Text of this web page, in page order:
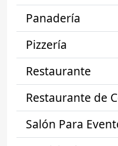
Panadería
Pizzería
Restaurante
Restaurante de
Salón Para